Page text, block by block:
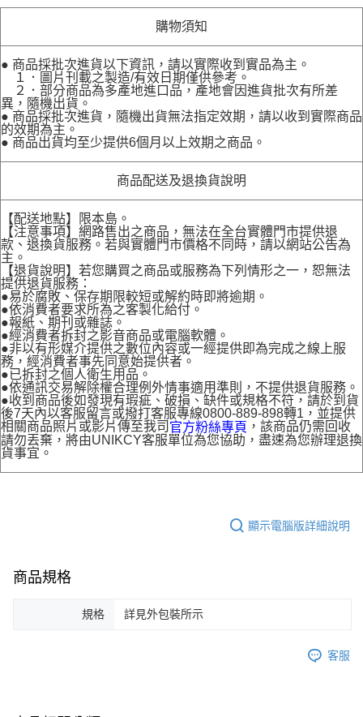
購物須知
● 商品採批次進貨以下資訊，請以實際收到實品為主。
１．圖片刊載之製造/有效日期僅供參考。
２．部分商品為多產地進口品，產地會因進貨批次有所差
異，隨機出貨。
● 商品採批次進貨，隨機出貨無法指定效期，請以收到實際商品
的效期為主。
● 商品出貨均至少提供6個月以上效期之商品。
商品配送及退換貨說明
【配送地點】限本島。
【注意事項】網路售出之商品，無法在全台實體門市提供退
款、退換貨服務。若與實體門市價格不同時，請以網站公告為
主。
【退貨說明】若您購買之商品或服務為下列情形之一，恕無法
提供退貨服務：
●易於腐敗、保存期限較短或解約時即將逾期。
●依消費者要求所為之客製化給付。
●報紙、期刊或雜誌。
●經消費者拆封之影音商品或電腦軟體。
●非以有形媒介提供之數位內容或一經提供即為完成之線上服
務，經消費者事先同意始提供者。
●已拆封之個人衛生用品。
●依通訊交易解除權合理例外情事適用準則，不提供退貨服務。
●收到商品後如發現有瑕疵、破損、缺件或規格不符，請於到貨
後7天內以客服留言或撥打客服專線0800-889-898轉1，並提供
相關商品照片或影片傳至我司 官方粉絲專頁 ，該商品仍需回收
請勿丟棄，將由UNIKCY客服單位為您協助，盡速為您辦理退換
貨事宜。
顯示電腦版詳細說明
商品規格
規格 詳見外包裝所示
客服